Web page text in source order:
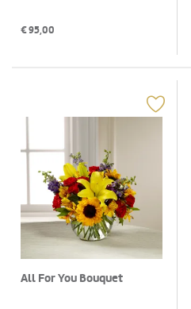
€95,00
All For You Bouquet